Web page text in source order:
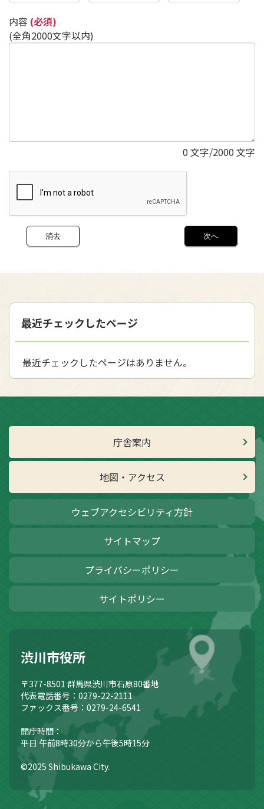
内容 (必須)
(全角2000文字以内)
0 文字/2000 文字
最近チェックしたページ
最近チェックしたページはありません。
庁舎案内
地図・アクセス
ウェブアクセシビリティ方針
サイトマップ
プライバシーポリシー
サイトポリシー
渋川市役所
〒377-8501 群馬県渋川市石原80番地
代表電話番号：0279-22-2111
ファックス番号：0279-24-6541
開庁時間：
平日 午前8時30分から午後5時15分
©2025 Shibukawa City.